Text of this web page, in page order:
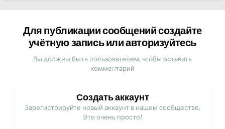
Для публикации сообщений создайте
учётную запись или авторизуйтесь
Вы должны быть пользователем, чтобы оставить
комментарий
Создать аккаунт
Зарегистрируйте новый аккаунт в нашем сообществе.
Это очень просто!